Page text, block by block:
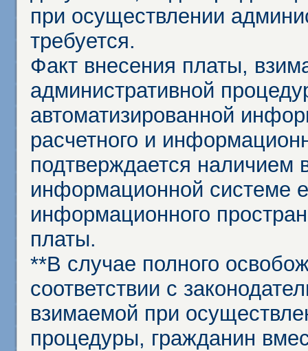
при осуществлении
требуется.
Факт внесения платы,
административной
автоматизированной
расчетного и
подтверждается наличием
информационной системе
информационного
платы.
**В случае полного
соответствии с
взимаемой при
процедуры, гражданин